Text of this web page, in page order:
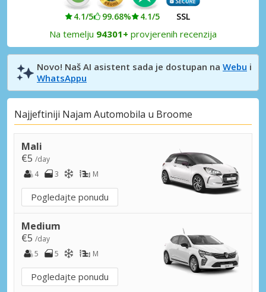
4.1/5 99.68% 4.1/5 SSL
Na temelju 94301+ provjerenih recenzija
Novo! Naš AI asistent sada je dostupan na Webu i
WhatsAppu
Najjeftiniji Najam Automobila u Broome
Mali
€5 /day
4
3 M
Pogledajte ponudu
Medium
€5 /day
5
5 M
Pogledajte ponudu